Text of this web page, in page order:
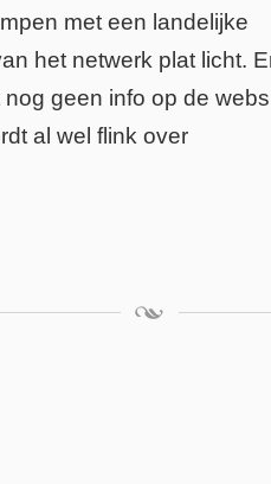
met een landelijke
het netwerk plat licht.
geen info op de
al wel flink over